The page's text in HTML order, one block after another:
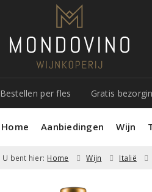
Bestellen per fles Gratis
Home Aanbiedingen Wijn
U bent hier: Home Wijn Italië